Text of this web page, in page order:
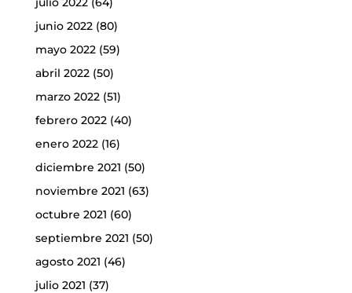
junio 2022(80)
mayo 2022(59)
abril 2022(50)
marzo 2022(51)
febrero 2022(40)
enero 2022(16)
diciembre 2021 (50)
noviembre 2021 (63)
octubre 2021 (60)
septiembre 2021 (50)
agosto 2021 (46)
julio 2021 (37)